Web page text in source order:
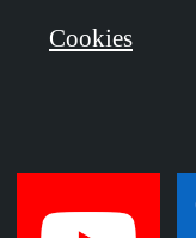
Cookies